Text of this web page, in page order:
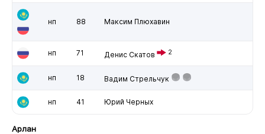
нп 88 Максим Плюхавин
нп 71 Денис Скатов 2
нп 18 Вадим Стрельчук
нп 41 Юрий Черных
Арлан